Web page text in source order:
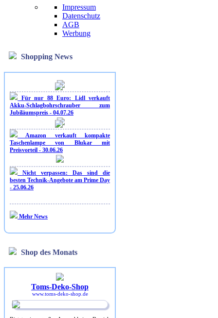
Impressum
Datenschutz
AGB
Werbung
Shopping News
Für nur 88 Euro: Lidl verkauft
Akku-Schlagbohrschrauber zum
Jubiläumspreis - 04.07.26
Amazon verkauft kompakte
Taschenlampe von Blukar mit
Preisvorteil - 30.06.26
Nicht verpassen: Das sind die
besten Technik-Angebote am Prime Day
- 25.06.26
Mehr News
Shop des Monats
Toms-Deko-Shop
www.toms-deko-shop.de